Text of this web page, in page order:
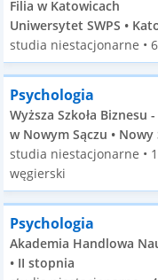
Filia w Katowicach
Uniwersytet SWPS •
studia niestacjonarne •
Psychologia
Wyższa Szkoła
w Nowym Sączu •
studia niestacjonarne •
węgierski
Psychologia
Akademia Handlowa
• II stopnia